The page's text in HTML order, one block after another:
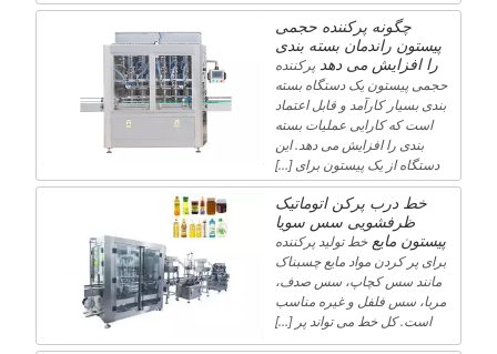
چگونه پرکننده حجمی
پیستون راندمان بسته بندی
را افزایش می دهد پرکننده
حجمی پیستون یک دستگاه بسته
بندی بسیار کارآمد و قابل اعتماد
است که کارایی عملیات بسته
بندی را افزایش می دهد. این
دستگاه از یک پیستون برای […]
خط درب پرکن اتوماتیک
ظرفشویی سس سویا
پیستون مایع خط تولید پرکننده
برای پر کردن مواد مایع چسبناک
مانند سس کچاپ، سس صدف،
مربا، سس فلفل و غیره مناسب
است. کل خط می تواند پر […]